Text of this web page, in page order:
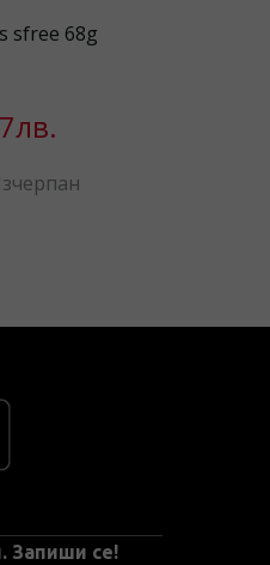
sfree 68g
Запиши се!